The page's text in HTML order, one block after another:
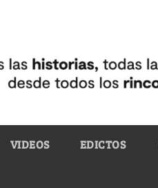
VIDEOS EDICTOS